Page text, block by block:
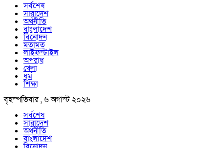
সর্বশেষ
সারাদেশ
অর্থনীতি
বাংলাদেশ
বিনোদন
মতামত
লাইফস্টাইল
অপরাধ
খেলা
ধর্ম
শিক্ষা
বৃহস্পতিবার , ৬ অগাস্ট ২০২৬
সর্বশেষ
সারাদেশ
অর্থনীতি
বাংলাদেশ